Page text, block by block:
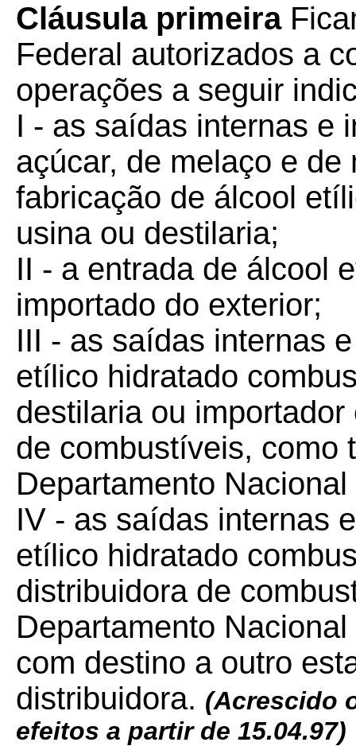
Cláusula primeira
Federal autorizados a
operações a seguir
I - as saídas internas e
açúcar, de melaço e
fabricação de álcool
usina ou destilaria;
II - a entrada de álcool
importado do exterior;
III - as saídas internas
etílico hidratado
destilaria ou
de combustíveis, como
Departamento
IV - as saídas internas
etílico hidratado
distribuidora de
Departamento
com destino a outro
distribuidora. (Acrescido
efeitos a partir de 15.04.97)